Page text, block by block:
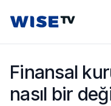
Wise TV
Finansal
nasıl bir